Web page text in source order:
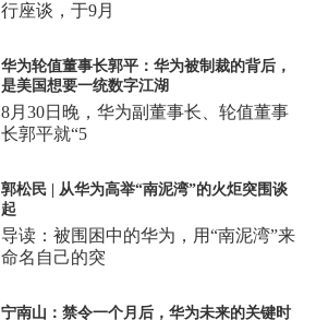
行座谈，于9月
华为轮值董事长郭平：华为被制裁的背后，
是美国想要一统数字江湖
8月30日晚，华为副董事长、轮值董事
长郭平就“5
郭松民 | 从华为高举“南泥湾”的火炬突围谈
起
导读：被围困中的华为，用“南泥湾”来
命名自己的突
宁南山：禁令一个月后，华为未来的关键时